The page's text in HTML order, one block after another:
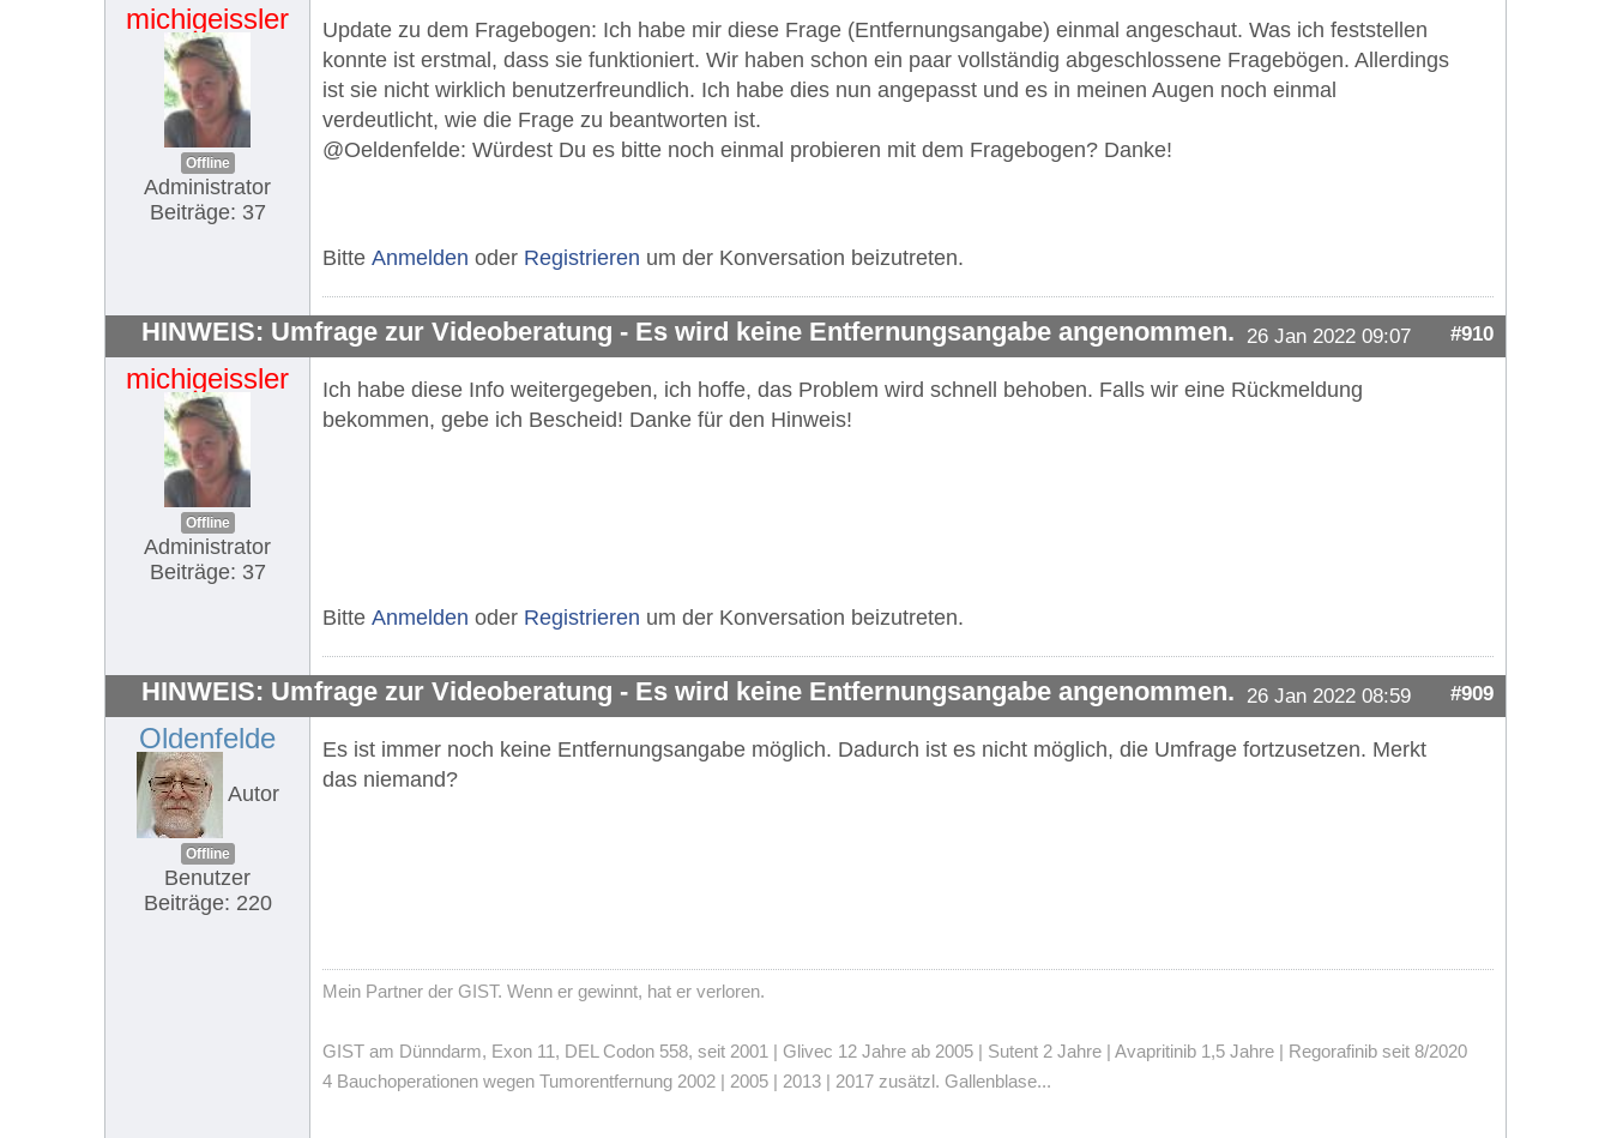
michigeissler
Offline
Administrator
Beiträge: 37
Update zu dem Fragebogen: Ich habe mir diese Frage (Entfernungsangabe) einmal angeschaut. Was ich feststellen
konnte ist erstmal, dass sie funktioniert. Wir haben schon ein paar vollständig abgeschlossene Fragebögen. Allerdings
ist sie nicht wirklich benutzerfreundlich. Ich habe dies nun angepasst und es in meinen Augen noch einmal
verdeutlicht, wie die Frage zu beantworten ist.
@Oeldenfelde: Würdest Du es bitte noch einmal probieren mit dem Fragebogen? Danke!
Bitte Anmelden oder Registrieren um der Konversation beizutreten.
HINWEIS: Umfrage zur Videoberatung - Es wird keine Entfernungsangabe angenommen. 26 Jan 2022 09:07 #910
michigeissler
Offline
Administrator
Beiträge: 37
Ich habe diese Info weitergegeben, ich hoffe, das Problem wird schnell behoben. Falls wir eine Rückmeldung
bekommen, gebe ich Bescheid! Danke für den Hinweis!
Bitte Anmelden oder Registrieren um der Konversation beizutreten.
HINWEIS: Umfrage zur Videoberatung - Es wird keine Entfernungsangabe angenommen. 26 Jan 2022 08:59 #909
Oldenfelde
Autor
Offline
Benutzer
Beiträge: 220
Es ist immer noch keine Entfernungsangabe möglich. Dadurch ist es nicht möglich, die Umfrage fortzusetzen. Merkt
das niemand?
Mein Partner der GIST. Wenn er gewinnt, hat er verloren.
GIST am Dünndarm, Exon 11, DEL Codon 558, seit 2001 | Glivec 12 Jahre ab 2005 | Sutent 2 Jahre | Avapritinib 1,5 Jahre | Regorafinib seit 8/2020
4 Bauchoperationen wegen Tumorentfernung 2002 | 2005 | 2013 | 2017 zusätzl. Gallenblase...